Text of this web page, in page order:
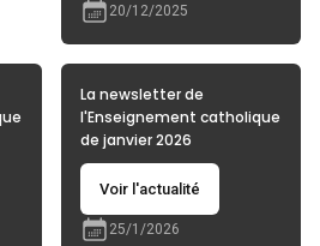
20/12/2025
La newsletter de
l'Enseignement catholique
de janvier 2026
Voir l'actualité
25/1/2026